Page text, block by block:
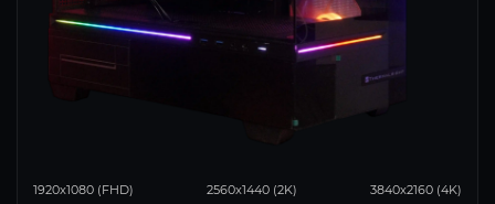
1920x1080 (FHD) 2560x1440 (2K) 3840x2160 (4K)